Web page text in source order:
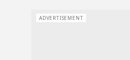
ADVERTISEMENT